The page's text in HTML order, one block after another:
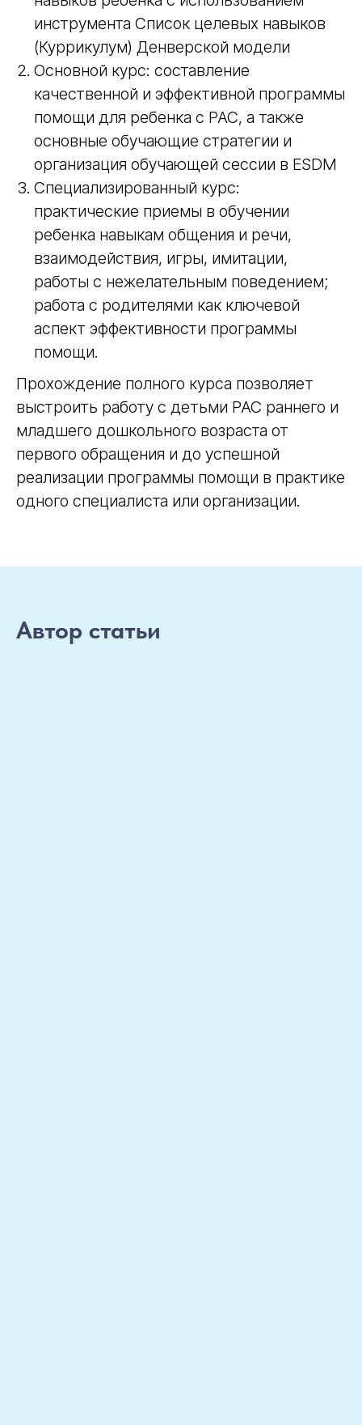
инструмента Список целевых навыков
(Куррикулум) Денверской модели
Основной курс: составление
качественной и эффективной программы
помощи для ребенка с РАС, а также
основные обучающие стратегии и
организация обучающей сессии в ESDM
Специализированный курс:
практические приемы в обучении
ребенка навыкам общения и речи,
взаимодействия, игры, имитации,
работы с нежелательным поведением;
работа с родителями как ключевой
аспект эффективности программы
помощи.
Прохождение полного курса позволяет
выстроить работу с детьми РАС раннего и
младшего дошкольного возраста от
первого обращения и до успешной
реализации программы помощи в практике
одного специалиста или организации.
Автор статьи